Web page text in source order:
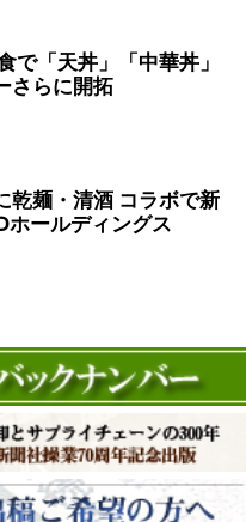
で「天丼」「中華丼」
さらに開拓
乾麺・清酒 コラボで新
ホールディングス